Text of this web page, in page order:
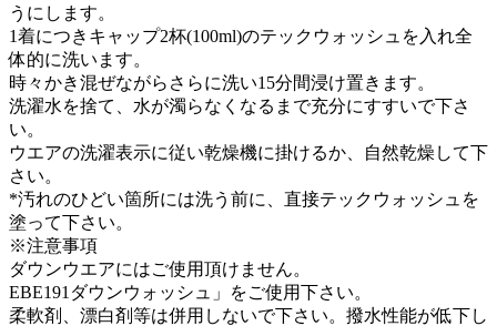
うにします。
1着につきキャップ2杯(100ml)のテックウォッシュを入れ全
体的に洗います。
時々かき混ぜながらさらに洗い15分間浸け置きます。
洗濯水を捨て、水が濁らなくなるまで充分にすすいで下さ
い。
ウエアの洗濯表示に従い乾燥機に掛けるか、自然乾燥して下
さい。
*汚れのひどい箇所には洗う前に、直接テックウォッシュを
塗って下さい。
※注意事項
ダウンウエアにはご使用頂けません。
EBE191ダウンウォッシュ」をご使用下さい。
柔軟剤、漂白剤等は併用しないで下さい。撥水性能が低下し